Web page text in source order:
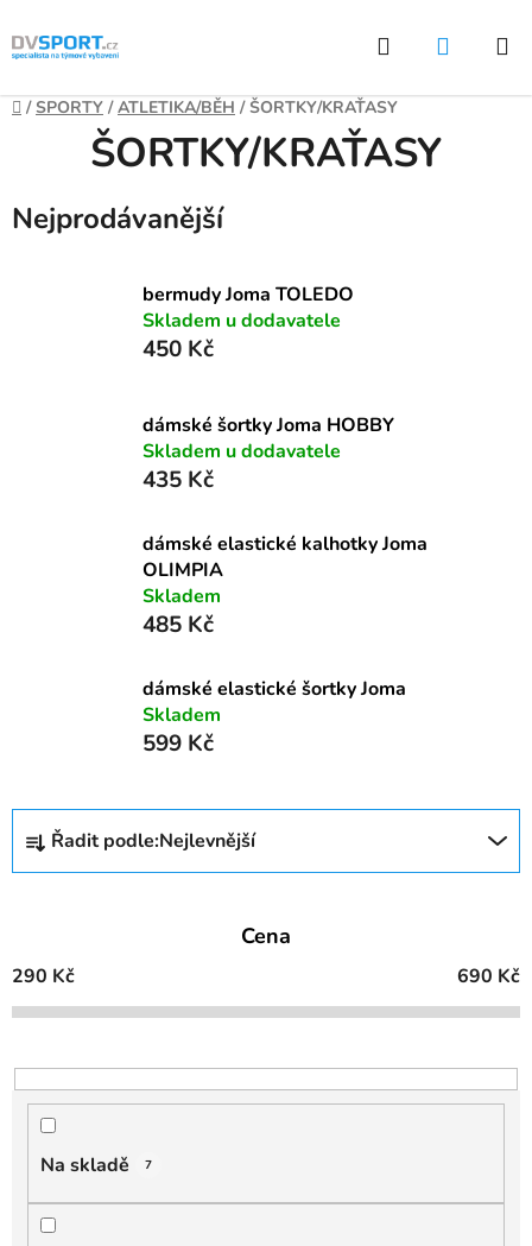
Přejít
na
Hledat
Domů
/ SPORTY / ATLETIKA/BĚH / ŠORTKY/KRAŤASY
ŠORTKY/KRAŤASY
Nejprodávanější
bermudy Joma TOLEDO
Skladem u dodavatele
450 Kč
dámské šortky Joma HOBBY
Skladem u dodavatele
435 Kč
dámské elastické kalhotky Joma
OLIMPIA
Skladem
485 Kč
dámské elastické šortky Joma
Skladem
599 Kč
Ř
z
í
p
o
d
Řadit podle:Nejlevnější
Cena
290 Kč 690 Kč
Na skladě 7